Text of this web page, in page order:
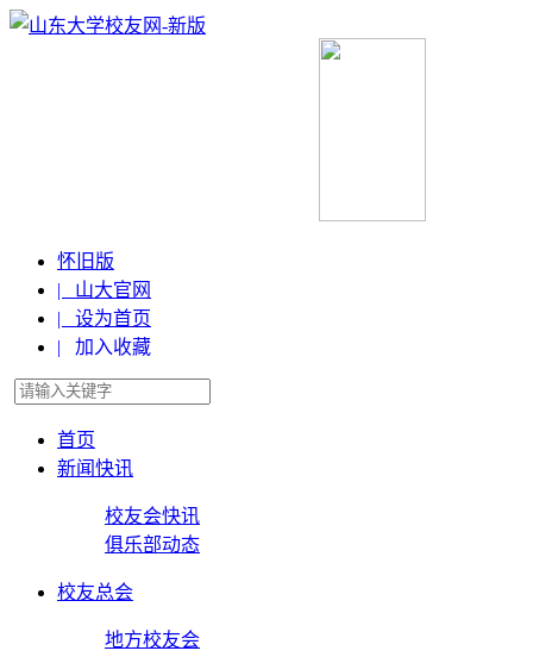
怀旧版
| 山大官网
| 设为首页
| 加入收藏
首页
新闻快讯
校友会快讯
俱乐部动态
校友总会
地方校友会